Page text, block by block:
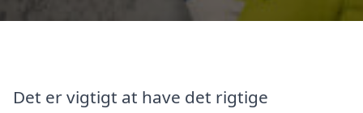
Det er vigtigt at have det rigtige